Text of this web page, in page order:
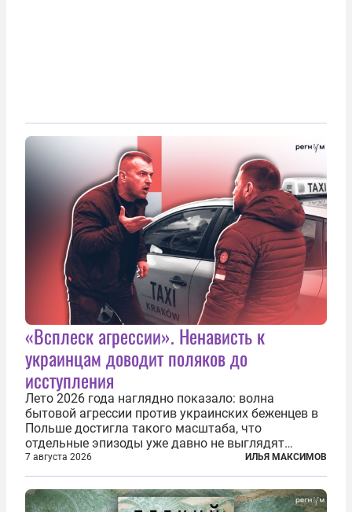
«Всплеск агрессии». Ненависть к
украинцам доводит поляков до
исступления
Лето 2026 года наглядно показало: волна
бытовой агрессии против украинских беженцев в
Польше достигла такого масштаба, что
отдельные эпизоды уже давно не выглядят
случайными. Поляки, судя по происходящему,
буквально теряют рассудок от ненависти к
украинским беженцам, и каждый новый случай
по-своему...
7 августа 2026 ИЛЬЯ МАКСИМОВ